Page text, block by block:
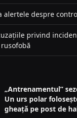
alertele despre
privind
„Antrenamentul”
Un urs polar
gheață pe post de